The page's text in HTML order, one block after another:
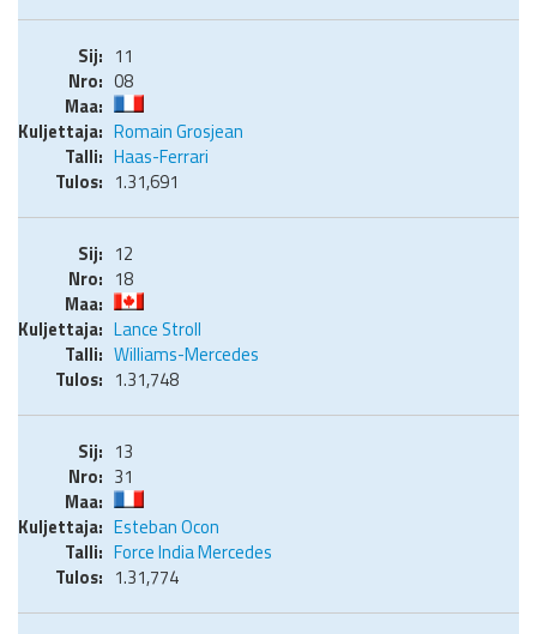
11
08
Romain Grosjean
Haas-Ferrari
1.31,691
12
18
Lance Stroll
Williams-Mercedes
1.31,748
13
31
Esteban Ocon
Force India Mercedes
1.31,774